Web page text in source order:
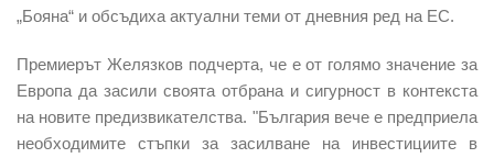
„Бояна“ и обсъдиха актуални теми от дневния ред на ЕС.
Премиерът Желязков подчерта, че е от голямо значение за
Европа да засили своята отбрана и сигурност в контекста
на новите предизвикателства. "България вече е предприела
необходимите стъпки за засилване на инвестициите в